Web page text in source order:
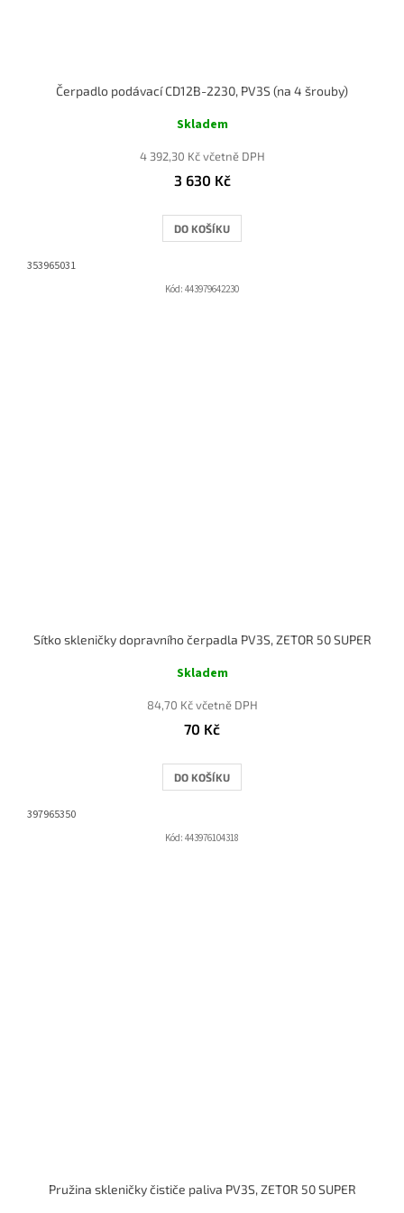
Čerpadlo podávací CD12B-2230, PV3S (na 4 šrouby)
Skladem
4 392,30 Kč včetně DPH
3 630 Kč
DO KOŠÍKU
353965031
Kód: 443979642230
Sítko skleničky dopravního čerpadla PV3S, ZETOR 50 SUPER
Skladem
84,70 Kč včetně DPH
70 Kč
DO KOŠÍKU
397965350
Kód: 443976104318
Pružina skleničky čističe paliva PV3S, ZETOR 50 SUPER